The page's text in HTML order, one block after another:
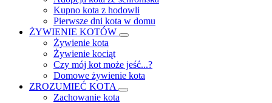
Kupno kota z hodowli
Pierwsze dni kota w domu
ŻYWIENIE KOTÓW
Żywienie kota
Żywienie kociąt
Czy mój kot może jeść...?
Domowe żywienie kota
ZROZUMIEĆ KOTA
Zachowanie kota